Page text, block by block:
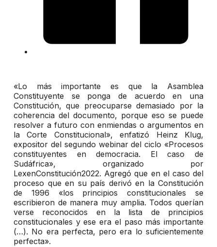
«Lo más importante es que la Asamblea
Constituyente se ponga de acuerdo en una
Constitución, que preocuparse demasiado por la
coherencia del documento, porque eso se puede
resolver a futuro con enmiendas o argumentos en
la Corte Constitucional», enfatizó Heinz Klug,
expositor del segundo webinar del ciclo «Procesos
constituyentes en democracia. El caso de
Sudáfrica», organizado por
LexenConstitución2022. Agregó que en el caso del
proceso que en su país derivó en la Constitución
de 1996 «los principios constitucionales se
escribieron de manera muy amplia. Todos querían
verse reconocidos en la lista de principios
constitucionales y ese era el paso más importante
(…). No era perfecta, pero era lo suficientemente
perfecta».